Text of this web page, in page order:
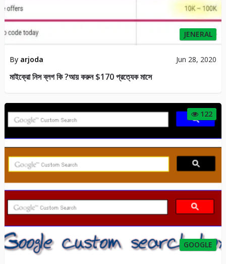
JENERAL
By arjoda Jun 28, 2020
মাইক্রো নিস ব্লগ কি ?আয় করুন $170 প্রত্যেক মাসে
122
GOOGLE